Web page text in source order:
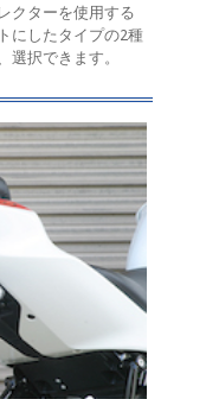
クターを使用する
にしたタイプの2種
選択できます。